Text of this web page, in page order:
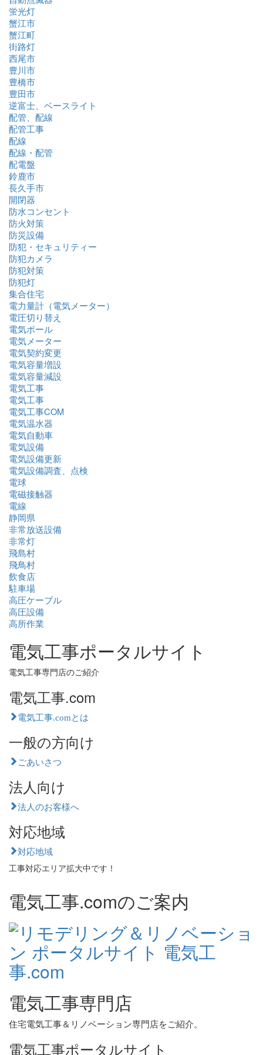
蛍光灯
蟹江市
蟹江町
街路灯
西尾市
豊川市
豊橋市
豊田市
逆富士、ベースライト
配管、配線
配管工事
配線
配線・配管
配電盤
鈴鹿市
長久手市
開閉器
防水コンセント
防火対策
防災設備
防犯・セキュリティー
防犯カメラ
防犯対策
防犯灯
集合住宅
電力量計（電気メーター）
電圧切り替え
電気ポール
電気メーター
電気契約変更
電気容量増設
電気容量減設
電気工事
電気工事
電気工事COM
電気温水器
電気自動車
電気設備
電気設備更新
電気設備調査、点検
電球
電磁接触器
電線
静岡県
非常放送設備
非常灯
飛島村
飛鳥村
飲食店
駐車場
高圧ケーブル
高圧設備
高所作業
電気工事ポータルサイト
電気工事専門店のご紹介
電気工事.com
電気工事.comとは
一般の方向け
ごあいさつ
法人向け
法人のお客様へ
対応地域
対応地域
工事対応エリア拡大中です！
電気工事.comのご案内
電気工事専門店
住宅電気工事＆リノベーション専門店をご紹介。
電気工事ポータルサイト